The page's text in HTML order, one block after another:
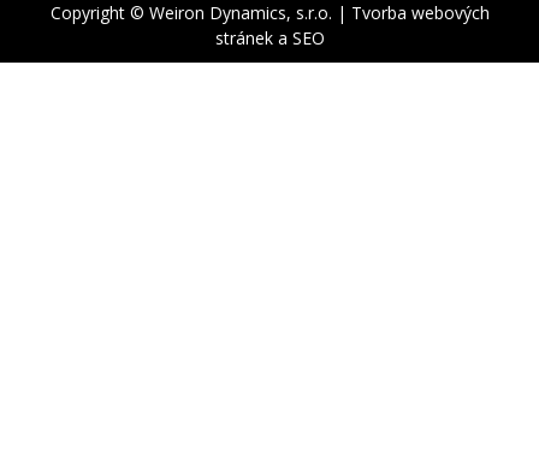
Copyright © Weiron Dynamics, s.r.o. | Tvorba webových
stráneka SEO